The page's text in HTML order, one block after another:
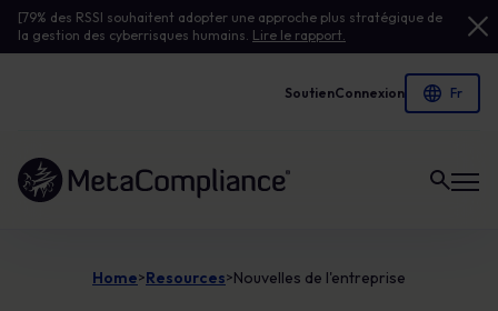
[79% des RSSI souhaitent adopter une approche plus stratégique de
la gestion des cyberrisques humains. Lire le rapport.
SoutienConnexion
Lien vers la page d'accueil
Home>Resources>Nouvelles de l'entreprise